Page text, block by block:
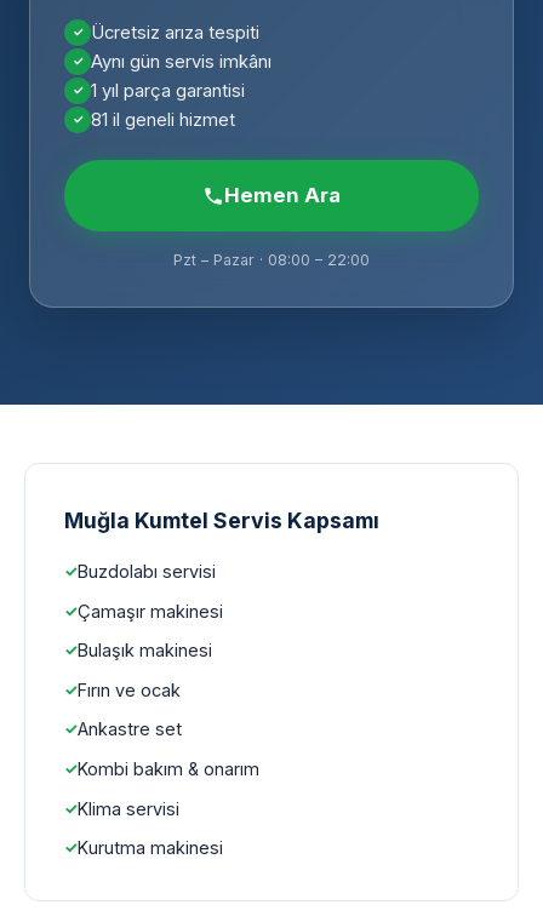
Ücretsiz arıza tespiti
Aynı gün servis imkânı
1 yıl parça garantisi
81 il geneli hizmet
Hemen Ara
Pzt – Pazar · 08:00 – 22:00
Muğla Kumtel Servis Kapsamı
Buzdolabı servisi
Çamaşır makinesi
Bulaşık makinesi
Fırın ve ocak
Ankastre set
Kombi bakım & onarım
Klima servisi
Kurutma makinesi